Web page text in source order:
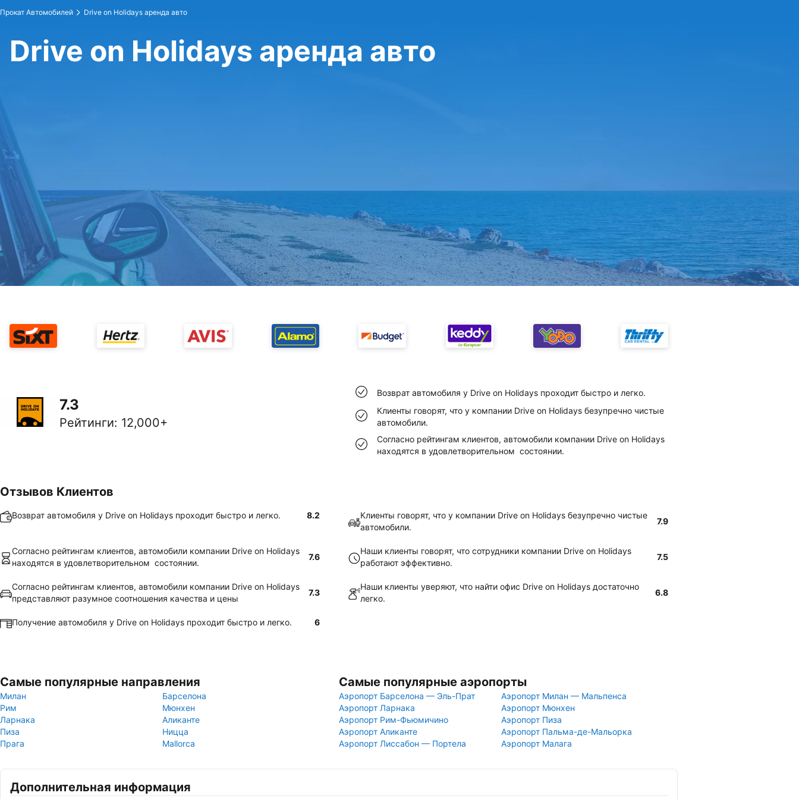
Прокат Автомобилей Drive on Holidays аренда авто
Drive on Holidays аренда авто
7.3
Рейтинги: 12,000+
Возврат автомобиля у Drive on Holidays проходит быстро и легко.
Клиенты говорят, что у компании Drive on Holidays безупречно чистые
автомобили.
Согласно рейтингам клиентов, автомобили компании Drive on Holidays
находятся в удовлетворительном состоянии.
Отзывов Клиентов
Возврат автомобиля у Drive on Holidays проходит быстро и легко. 8.2
Клиенты говорят, что у компании Drive on Holidays безупречно чистые
автомобили.
7.9
Согласно рейтингам клиентов, автомобили компании Drive on Holidays
находятся в удовлетворительном состоянии.
7.6
Наши клиенты говорят, что сотрудники компании Drive on Holidays
работают эффективно.
7.5
Согласно рейтингам клиентов, автомобили компании Drive on Holidays
представляют разумное соотношения качества и цены
7.3
Наши клиенты уверяют, что найти офис Drive on Holidays достаточно
легко.
6.8
Получение автомобиля у Drive on Holidays проходит быстро и легко. 6
Самые популярные направления
Милан
Барселона
Рим
Мюнхен
Ларнака
Аликанте
Пиза
Ницца
Прага
Mallorca
Самые популярные аэропорты
Аэропорт Барселона — Эль-Прат
Аэропорт Милан — Мальпенса
Аэропорт Ларнака
Аэропорт Мюнхен
Аэропорт Рим-Фьюмичино
Аэропорт Пиза
Аэропорт Аликанте
Аэропорт Пальма-де-Мальорка
Аэропорт Лиссабон — Портела
Аэропорт Малага
Дополнительная информация